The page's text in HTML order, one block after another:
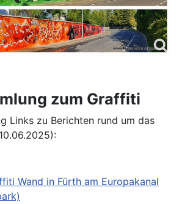
zum Graffiti
Links zu Berichten rund um das
Wand in Fürth am Europakanal